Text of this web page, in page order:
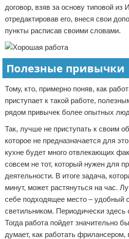
договор, взяв за основу типовой из
отредактировав его, внеся свои
пункты расписав своими словами.
Полезные привычки
Тому, кто, примерно поняв, как
приступает к такой работе,
рядом привычек более опытных
Так, лучше не приступать к своим
которое не предназначается для
кухне будет много отвлекающих
совсем не тот, который нужен для
деятельности. В итоге задача,
минут, может растянуться на час.
себе подходящее место – удобный
светильником. Периодически здесь
Тогда работа пойдет значительно
думает, как работать фрилансером,